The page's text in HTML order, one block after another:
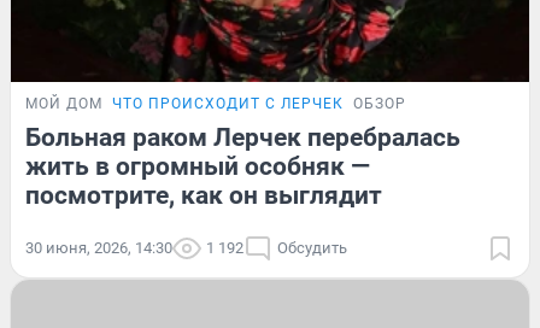
МОЙ ДОМ ЧТО ПРОИСХОДИТ С ЛЕРЧЕК ОБЗОР
Больная раком Лерчек перебралась
жить в огромный особняк —
посмотрите, как он выглядит
30 июня, 2026, 14:30 1 192 Обсудить